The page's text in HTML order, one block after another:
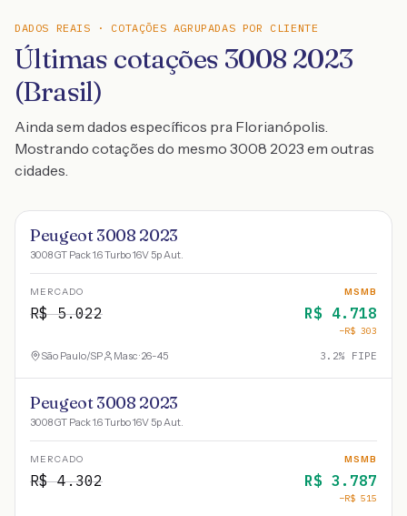
DADOS REAIS · COTAÇÕES AGRUPADAS POR CLIENTE
Últimas cotações 3008 2023
(Brasil)
Ainda sem dados específicos pra Florianópolis.
Mostrando cotações do mesmo 3008 2023 em outras
cidades.
Peugeot 3008 2023
3008 GT Pack 1.6 Turbo 16V 5p Aut.
MERCADO
R$5.022
MSMB
R$ 4.718
−R$ 303
São Paulo/SP Masc · 26-45 3.2% FIPE
Peugeot 3008 2023
3008 GT Pack 1.6 Turbo 16V 5p Aut.
MERCADO
R$4.302
MSMB
R$ 3.787
−R$ 515